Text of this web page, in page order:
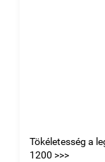
Tökéletesség a
1200 >>>